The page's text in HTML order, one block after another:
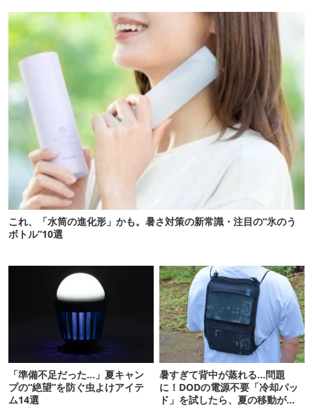
これ、「水筒の進化形」かも。暑さ対策の新常識・注目の“氷のう
ボトル”10選
「準備不足だった…」夏キャン
プの“絶望”を防ぐ虫よけアイテ
ム14選
暑すぎて背中が蒸れる…問題
に！DODの電源不要「冷却パッ
ド」を試したら、夏の移動がラ